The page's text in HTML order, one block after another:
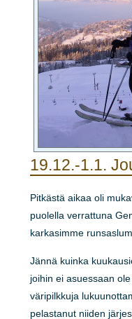
19.12.-1.1.
Pitkästä aikaa oli
puolella verrattuna
karkasimme
Jännä kuinka
joihin ei asuessaan
väripilkkuja
pelastanut niiden